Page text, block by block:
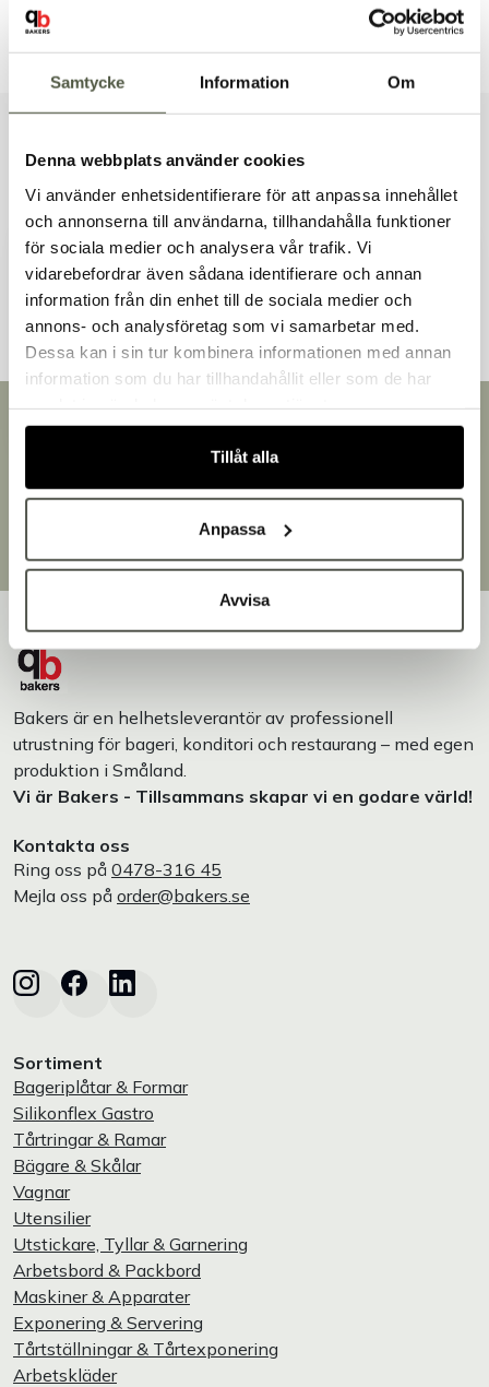
Samtycke Information Om
Denna webbplats använder cookies
Vi använder enhetsidentifierare för att anpassa innehållet
och annonserna till användarna, tillhandahålla funktioner
för sociala medier och analysera vår trafik. Vi
vidarebefordrar även sådana identifierare och annan
information från din enhet till de sociala medier och
annons- och analysföretag som vi samarbetar med.
Dessa kan i sin tur kombinera informationen med annan
information som du har tillhandahållit eller som de har
Tillåt alla
Anpassa
Avvisa
Dokument & produktblad
Liknande produkter
Andra kunder tittade även på
Snabb leverans
Leverans inom 3-5 arbetsdagar.
Över 30 000 produkter
Bakers är en helhetsleverantör av professionell
utrustning för bageri, konditori och restaurang – med egen
produktion i Småland.
Vi är Bakers - Tillsammans skapar vi en godare värld!
Kontakta oss
Ring oss på 0478-316 45
Mejla oss på order@bakers.se
Sortiment
Bageriplåtar & Formar
Silikonflex Gastro
Tårtringar & Ramar
Bägare & Skålar
Vagnar
Utensilier
Utstickare, Tyllar & Garnering
Arbetsbord & Packbord
Maskiner & Apparater
Exponering & Servering
Tårtställningar & Tårtexponering
Arbetskläder
Välkommen till Bakers!
Handlar du som företag eller privatperson?
Fortsätt som privatperson